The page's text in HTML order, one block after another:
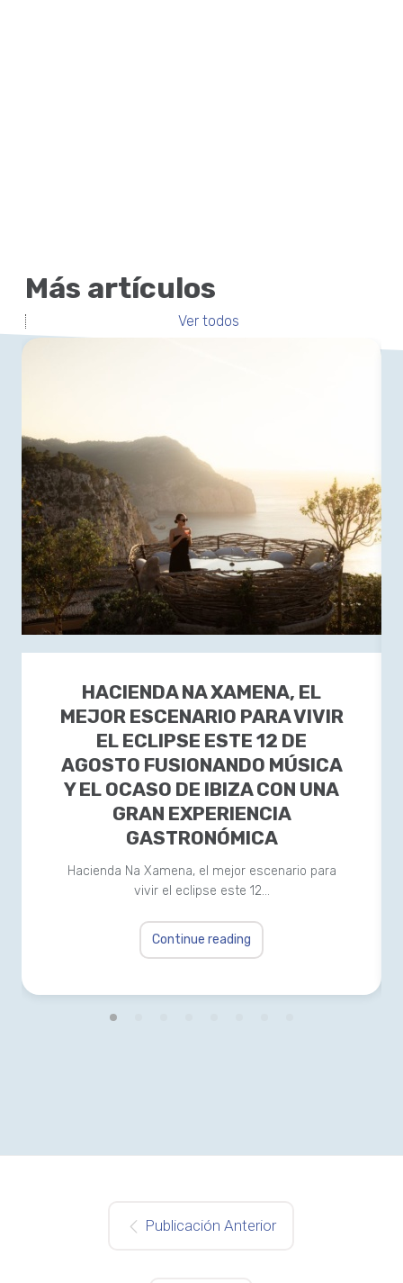
Más artículos
Ver todos
HACIENDA NA XAMENA, EL
MEJOR ESCENARIO PARA VIVIR
EL ECLIPSE ESTE 12 DE
AGOSTO FUSIONANDO MÚSICA
Y EL OCASO DE IBIZA CON UNA
GRAN EXPERIENCIA
GASTRONÓMICA
Hacienda Na Xamena, el mejor escenario para
vivir el eclipse este 12…
Continue reading
Publicación Anterior